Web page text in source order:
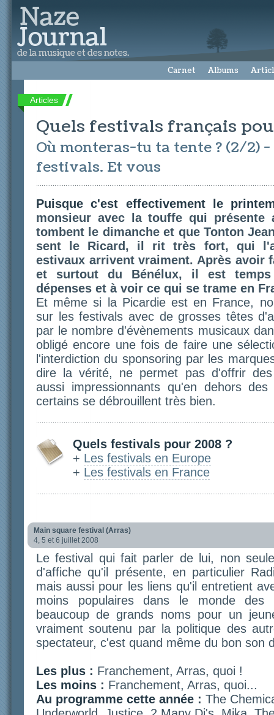
Carnet Albums
Articles
Quels festivals français
Où monteras-tu ta tente ? (2/2)
festivals. Et vous
Puisque c'est effectivement le
monsieur avec la touffe qui présente
tombent le dimanche et que Tonton
sent le Ricard, il rit très fort, qui
estivaux arrivent vraiment. Après avoir
et surtout du Bénélux, il est
dépenses et à voir ce qui se trame en
Et même si la Picardie est en France,
sur les festivals avec de grosses têtes
par le nombre d'évènements musicaux
obligé encore une fois de faire une
l'interdiction du sponsoring par les
dire la vérité, ne permet pas d'offrir
aussi impressionnants qu'en dehors
certains se débrouillent très bien.
Quels festivals pour 2008 ?
+ Les festivals en Europe
+ Les festivals en France
Main square festival (Arras)
4, 5 et 6 juillet 2008
Le festival qui fait parler de lui, non
d'affiche qu'il présente, en particulier
mais aussi pour les liens qu'il entretient
moins populaires dans le monde des
beaucoup de grands noms pour un
vraiment soutenu par la politique des
spectateur, c'est quand même du bon son
Les plus : Franchement, Arras, quoi !
Les moins : Franchement, Arras, quoi...
Au programme cette année : The